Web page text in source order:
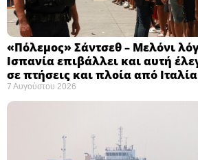
«Πόλεμος» Σάντσεθ – Μελόνι
Ισπανία επιβάλλει και αυτή
σε πτήσεις και πλοία από Ιταλία
7 Αυγούστου 2026